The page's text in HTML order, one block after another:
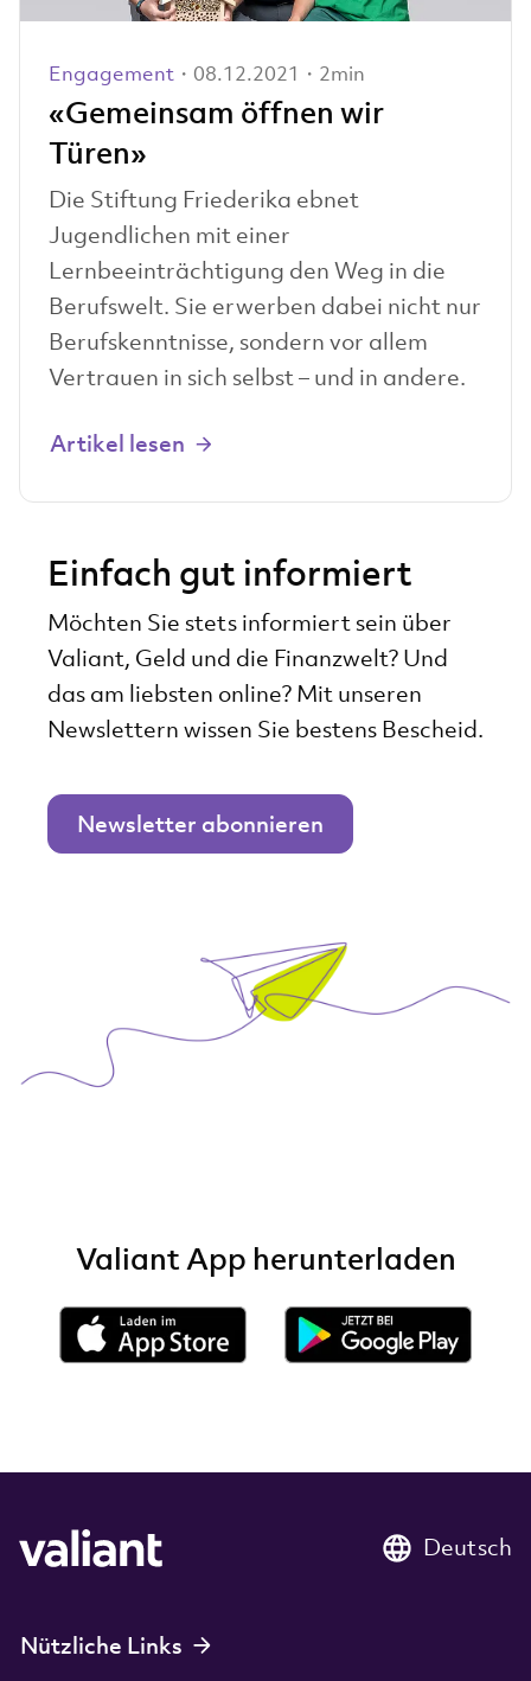
Engagement ・08.12.2021・2min
«Gemeinsam öffnen wir
Türen»
Die Stiftung Friederika ebnet
Jugendlichen mit einer
Lernbeeinträchtigung den Weg in die
Berufswelt. Sie erwerben dabei nicht nur
Berufskenntnisse, sondern vor allem
Vertrauen in sich selbst – und in andere.
Artikel lesen
Einfach gut informiert
Möchten Sie stets informiert sein über
Valiant, Geld und die Finanzwelt? Und
das am liebsten online? Mit unseren
Newslettern wissen Sie bestens Bescheid.
Newsletter abonnieren
Valiant App herunterladen
Deutsch
Nützliche Links